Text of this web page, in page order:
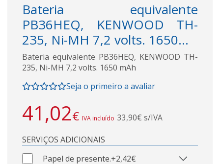
Bateria equivalente
PB36HEQ, KENWOOD TH-
235, Ni-MH 7,2 volts. 1650...
Bateria equivalente PB36HEQ, KENWOOD TH-
235, Ni-MH 7,2 volts. 1650 mAh
Seja o primeiro a avaliar
41,02€ IVA incluído 33,90€ s/IVA
SERVIÇOS ADICIONAIS
Papel de presente.+2,42€